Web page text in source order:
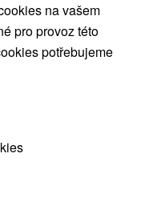
na vašem
pro provoz této
potřebujeme